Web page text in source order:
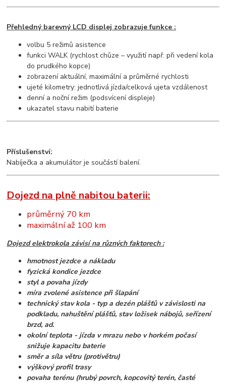
Přehledný barevný LCD displej zobrazuje funkce :
volbu 5 režimů asistence
funkci WALK (rychlost chůze – využití např: při vedení kola
do prudkého kopce)
zobrazení aktuální, maximální a průměrné rychlosti
ujeté kilometry: jednotlivá jízda/celková ujeta vzdálenost
denní a noční režim (podsvícení displeje)
ukazatel stavu nabití baterie
Příslušenství:
Nabíječka a akumulátor je součástí balení.
Dojezd na plně nabitou baterii:
průměrný 70 km
maximální až 100 km
Dojezd elektrokola závisí na různých faktorech :
hmotnost jezdce a nákladu
fyzická kondice jezdce
styl a povaha jízdy
míra zvolené asistence při šlapání
technický stav kola - typ a dezén plášťů v závislosti na
podkladu, nahuštění plášťů, stav ložisek nábojů, seřízení
brzd, ad.
okolní teplota - jízda v mrazu nebo v horkém počasí
snižuje kapacitu baterie
směr a síla větru (protivětru)
výškový profil trasy
povaha terénu (hrubý povrch, kopcovitý terén, časté